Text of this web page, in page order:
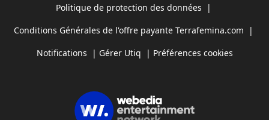
Politique de protection des données |
Conditions Générales de l'offre payante Terrafemina.com |
Notifications | Gérer Utiq | Préférences cookies